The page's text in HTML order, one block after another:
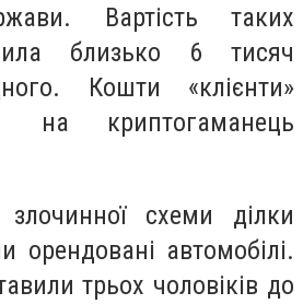
Вартість таких
близько 6 тисяч
Кошти «клієнти»
на криптогаманець
злочинної схеми ділки
орендовані автомобілі.
трьох чоловіків до